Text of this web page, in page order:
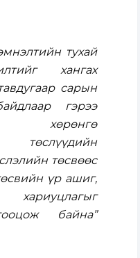
тухай
хангах
сарын
гэрээ
хөрөнгө
төсвөөс
үр ашиг,
байна”